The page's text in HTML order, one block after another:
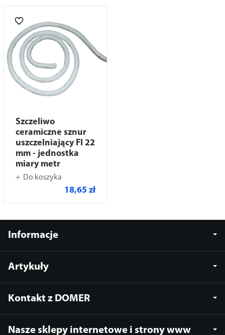
Szczeliwo
ceramiczne sznur
uszczelniający FI 22
mm - jednostka
miary metr
Do koszyka
18,65 zł
Informacje
Artykuły
Kontakt z DOMER
Nasze sklepy internetowe i strony www